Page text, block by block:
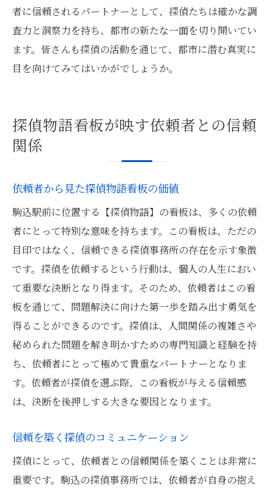
者に信頼されるパートナーとして、探偵たちは確かな調
査力と洞察力を持ち、都市の新たな一面を切り開いてい
ます。皆さんも探偵の活動を通じて、都市に潜む真実に
目を向けてみてはいかがでしょうか。
探偵物語看板が映す依頼者との信頼
関係
依頼者から見た探偵物語看板の価値
駒込駅前に位置する【探偵物語】の看板は、多くの依頼
者にとって特別な意味を持ちます。この看板は、ただの
目印ではなく、信頼できる探偵事務所の存在を示す象徴
です。探偵を依頼するという行動は、個人の人生におい
て重要な決断となり得ます。そのため、依頼者はこの看
板を通じて、問題解決に向けた第一歩を踏み出す勇気を
得ることができるのです。探偵は、人間関係の複雑さや
秘められた問題を解き明かすための専門知識と経験を持
ち、依頼者にとって極めて貴重なパートナーとなりま
す。依頼者が探偵を選ぶ際、この看板が与える信頼感
は、決断を後押しする大きな要因となります。
信頼を築く探偵のコミュニケーション
探偵にとって、依頼者との信頼関係を築くことは非常に
重要です。駒込の探偵事務所では、依頼者が自身の抱え